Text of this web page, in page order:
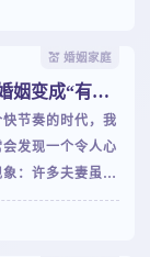
女士坐飞机，旁
位男士，看起来
秀，—是个医生，
体。飞机上他接
，是妻子打来
因金钱观、育儿
重分歧，以及长
情感耗竭而难看
扬镳。粿粿在影片
的种种细节——从
💒 婚姻家庭
姻变成“有名
的空壳
节奏的时代，我
发现一个令人心
象：许多夫妻虽然
个屋檐下，却像